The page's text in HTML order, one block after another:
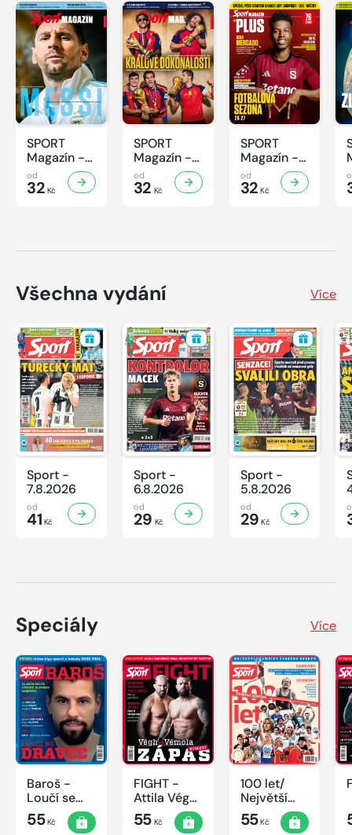
SPORT
Magazín -
32/2026
od
32 Kč
SPORT
Magazín -
31/2026
od
32 Kč
SPORT
Magazín -
30/2026
od
32 Kč
Všechna vydání Více
Sport -
7.8.2026
od
41 Kč
Sport -
6.8.2026
od
29 Kč
Sport -
5.8.2026
od
29 Kč
Speciály Více
Baroš -
Loučí se
dravec
55Kč
FIGHT -
Attila Végh
vs. Karlos
Vémola
55Kč
100 let/
Největší
okamžiky
českého
55Kč